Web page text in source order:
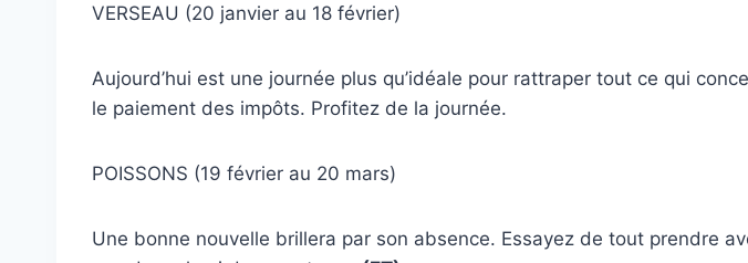
VERSEAU (20 janvier au 18 février)
Aujourd’hui est une journée plus qu’idéale pour rattraper tout ce qui
le paiement des impôts. Profitez de la journée.
POISSONS (19 février au 20 mars)
Une bonne nouvelle brillera par son absence. Essayez de tout prendre